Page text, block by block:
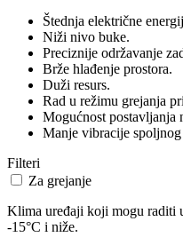
Štednja električne
Niži nivo buke.
Preciznije održavanje
Brže hlađenje prostora.
Duži resurs.
Rad u režimu grejanja
Mogućnost postavljanja
Manje vibracije
Filteri
Za grejanje
Klima uređaji koji mogu raditi
-15°C i niže.